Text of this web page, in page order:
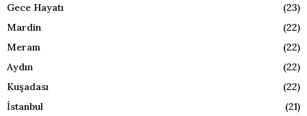
Gece Hayatı
(23)
Mardin
(22)
Meram
(22)
Aydın
(22)
Kuşadası
(22)
İstanbul
(21)